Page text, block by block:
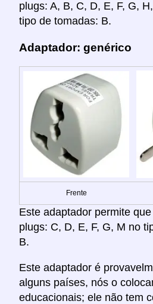
plugs: A, B, C, D, E, F, G,
tipo de tomadas: B.
Adaptador: genérico
Frente
Este adaptador permite
plugs: C, D, E, F, G, M no
B.
Este adaptador é
alguns países, nós o
educacionais; ele não tem